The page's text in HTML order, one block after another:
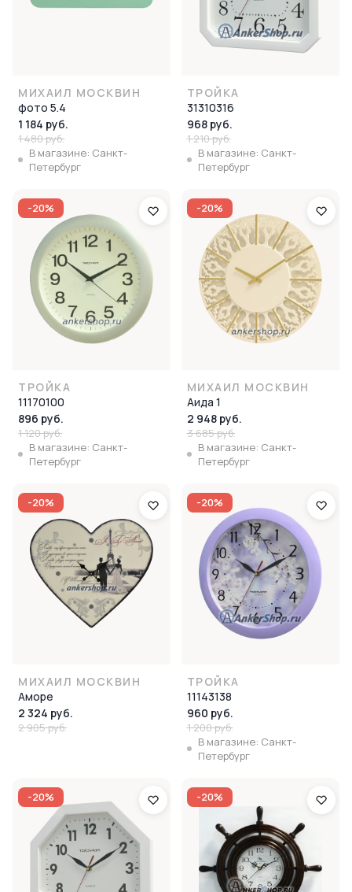
МИХАИЛ МОСКВИН
фото 5.4
1 184 руб.
1 480 руб.
В магазине: Санкт-
Петербург
ТРОЙКА
31310316
968 руб.
1 210 руб.
В магазине: Санкт-
Петербург
-20%
ТРОЙКА
11170100
896 руб.
1 120 руб.
В магазине: Санкт-
Петербург
-20%
МИХАИЛ МОСКВИН
Аида 1
2 948 руб.
3 685 руб.
В магазине: Санкт-
Петербург
-20%
МИХАИЛ МОСКВИН
Аморе
2 324 руб.
2 905 руб.
-20%
ТРОЙКА
11143138
960 руб.
1 200 руб.
В магазине: Санкт-
Петербург
-20% -20%